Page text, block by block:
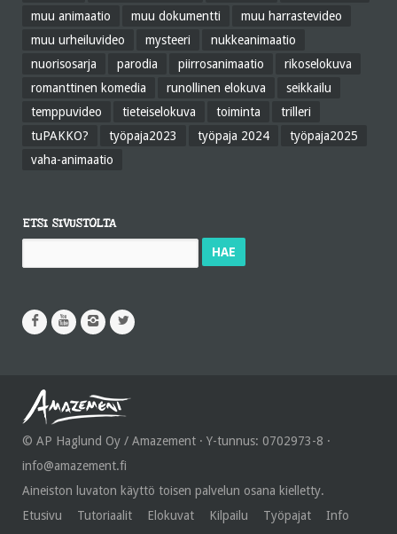
muu animaatio
muu dokumentti
muu harrastevideo
muu urheiluvideo
mysteeri
nukkeanimaatio
nuorisosarja
parodia piirrosanimaatio
rikoselokuva
romanttinen komedia
runollinen elokuva
seikkailu
temppuvideo
tieteiselokuva toiminta
trilleri
tuPAKKO?
työpaja2023 työpaja 2024
työpaja2025
vaha-animaatio
ETSI SIVUSTOLTA
© AP Haglund Oy / Amazement · Y-tunnus: 0702973-8 ·
info@amazement.fi
Aineiston luvaton käyttö toisen palvelun osana kielletty.
Etusivu
Tutoriaalit Elokuvat Kilpailu Työpajat
Info